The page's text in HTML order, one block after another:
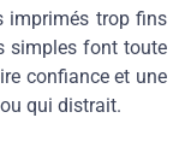
imprimés trop fins
simples font toute
confiance et une
qui distrait.